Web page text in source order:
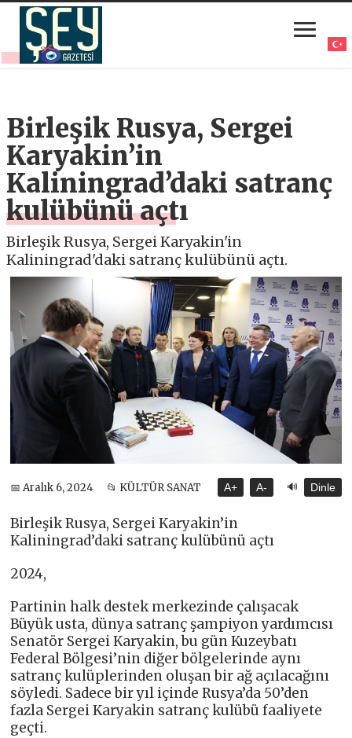
Birleşik Rusya, Sergei
Karyakin’in
Kaliningrad’daki satranç
kulübünü açtı
Birleşik Rusya, Sergei Karyakin'in
Kaliningrad'daki satranç kulübünü açtı.
📅 Aralık 6, 2024 📂 KÜLTÜR SANAT A+ A- 🔊 Dinle
Birleşik Rusya, Sergei Karyakin’in
Kaliningrad’daki satranç kulübünü açtı
2024,
Partinin halk destek merkezinde çalışacak
Büyük usta, dünya satranç şampiyon yardımcısı
Senatör Sergei Karyakin, bu gün Kuzeybatı
Federal Bölgesi’nin diğer bölgelerinde aynı
satranç kulüplerinden oluşan bir ağ açılacağını
söyledi. Sadece bir yıl içinde Rusya’da 50’den
fazla Sergei Karyakin satranç kulübü faaliyete
geçti.